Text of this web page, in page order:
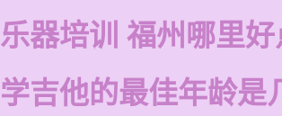
乐器培训 福州哪里
学吉他的最佳年龄是